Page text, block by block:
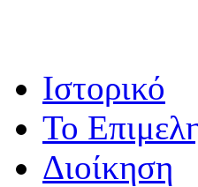
Ιστορικό
Το
Διοίκηση